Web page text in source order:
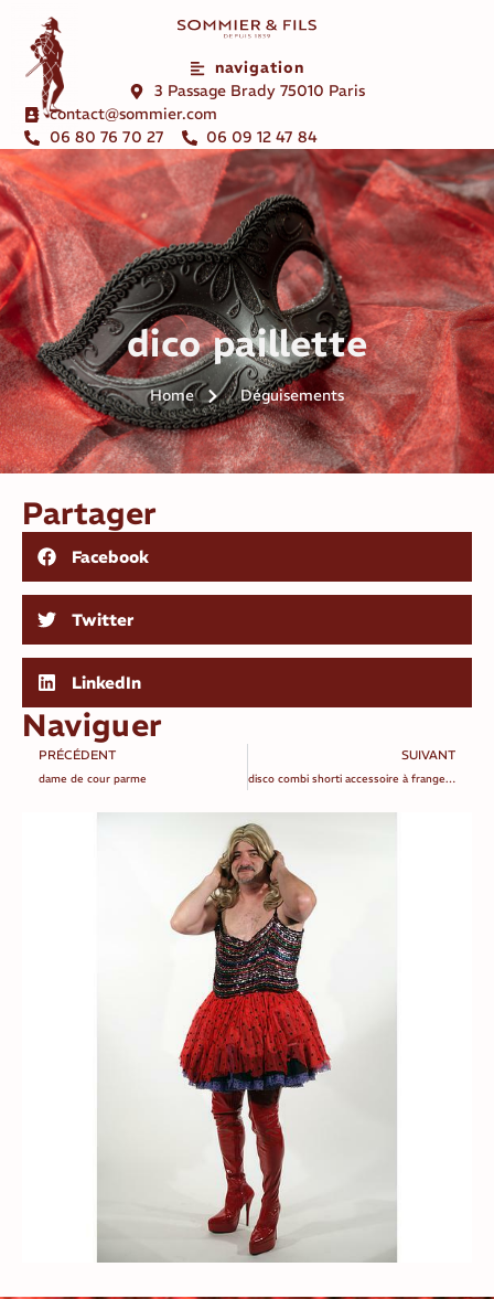
navigation
3 Passage Brady 75010 Paris
contact@sommier.com
06 80 76 70 27
06 09 12 47 84
dico paillette
Home Déguisements
Partager
Facebook
Twitter
LinkedIn
Naviguer
PRÉCÉDENT
dame de cour parme
SUIVANT
disco combi shorti accessoire à frange argenté